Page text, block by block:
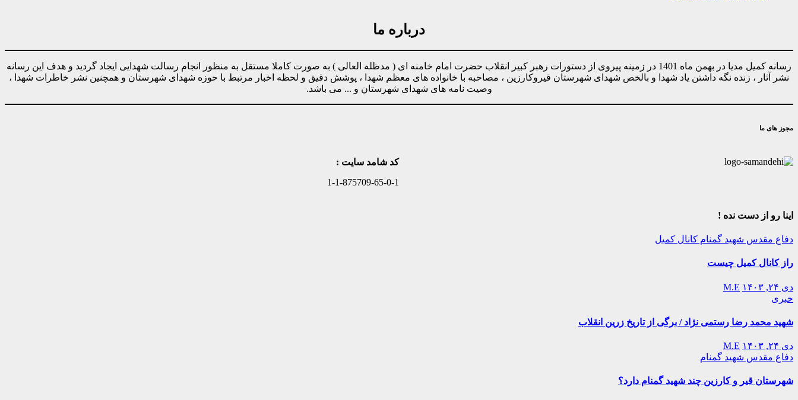
درباره ما
رسانه کمیل مدیا در بهمن ماه 1401 در زمینه پیروی از دستورات رهبر کبیر انقلاب حضرت امام خامنه ای ( مدظله العالی ) به صورت کاملا مستقل به منظور انجام رسالت شهدایی ایجاد گردید و هدف این رسانه
نشر آثار ، زنده نگه داشتن یاد شهدا و بالخص شهدای شهرستان قیروکارزین ، مصاحبه با خانواده های معظم شهدا ، پوشش دقیق و لحظه اخبار مرتبط با حوزه شهدای شهرستان و همچنین نشر خاطرات شهدا ،
وصیت نامه های شهدای شهرستان و ... می باشد.
مجوز های ما
کد شامد سایت :
1-1-875709-65-0-1
اینا رو از دست نده !
دفاع مقدس شهید گمنام کانال کمیل
راز کانال کمیل چیست
دی ۲۴, ۱۴۰۳
M.E
خبری
شهید محمد رضا رستمی نژاد / برگی از تاریخ زرین انقلاب
دی ۲۴, ۱۴۰۳
M.E
دفاع مقدس شهید گمنام
شهرستان قیر و کارزین چند شهید گمنام دارد؟